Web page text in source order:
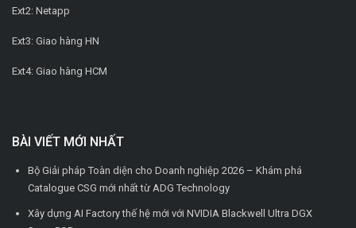
Ext2: Netapp
Ext3: Giao hàng HN
Ext4: Giao hàng HCM
BÀI VIẾT MỚI NHẤT
Bộ Giải pháp Toàn diện cho Doanh nghiệp 2026 – Khám phá
Catalogue CSG mới nhất từ ADG Technology
Xây dựng AI Factory thế hệ mới với NVIDIA Blackwell Ultra DGX